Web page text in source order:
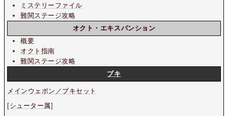
ミステリーファイル
難関ステージ攻略
オクト・エキスパンション
概要
オクト指南
難関ステージ攻略
ブキ
メインウェポン／ブキセット
[シューター属]